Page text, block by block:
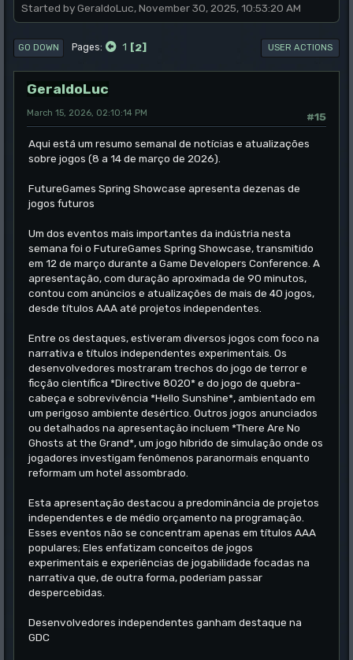
Started by GeraldoLuc, November 30, 2025, 10:53:20 AM
GO DOWN Pages 1 2 USER ACTIONS
GeraldoLuc
#15
March 15, 2026, 02:10:14 PM
Aqui está um resumo semanal de notícias e atualizações
sobre jogos (8 a 14 de março de 2026).
FutureGames Spring Showcase apresenta dezenas de
jogos futuros
Um dos eventos mais importantes da indústria nesta
semana foi o FutureGames Spring Showcase, transmitido
em 12 de março durante a Game Developers Conference. A
apresentação, com duração aproximada de 90 minutos,
contou com anúncios e atualizações de mais de 40 jogos,
desde títulos AAA até projetos independentes.
Entre os destaques, estiveram diversos jogos com foco na
narrativa e títulos independentes experimentais. Os
desenvolvedores mostraram trechos do jogo de terror e
ficção científica *Directive 8020* e do jogo de quebra-
cabeça e sobrevivência *Hello Sunshine*, ambientado em
um perigoso ambiente desértico. Outros jogos anunciados
ou detalhados na apresentação incluem *There Are No
Ghosts at the Grand*, um jogo híbrido de simulação onde os
jogadores investigam fenômenos paranormais enquanto
reformam um hotel assombrado.
Esta apresentação destacou a predominância de projetos
independentes e de médio orçamento na programação.
Esses eventos não se concentram apenas em títulos AAA
populares; Eles enfatizam conceitos de jogos
experimentais e experiências de jogabilidade focadas na
narrativa que, de outra forma, poderiam passar
despercebidas.
Desenvolvedores independentes ganham destaque na
GDC